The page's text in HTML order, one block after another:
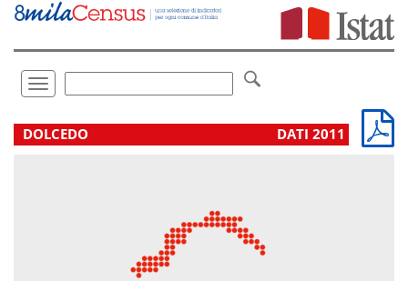
Vai
direttamente
Toggle
navigation
.
DOLCEDO DATI 2011